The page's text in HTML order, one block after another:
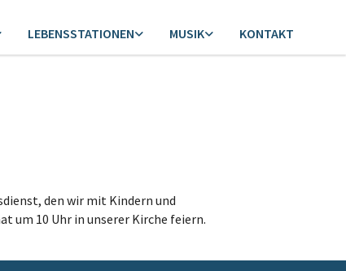
LEBENSSTATIONEN MUSIK KONTAKT
den wir mit Kindern und
um 10 Uhr in unserer Kirche feiern.